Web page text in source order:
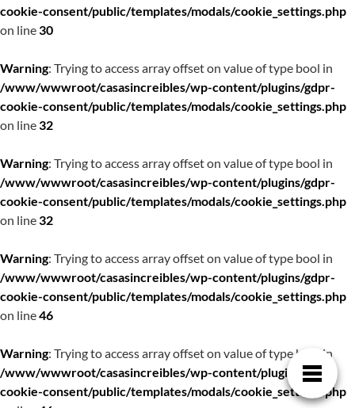
cookie-consent/public/templates/modals/cookie_settings.php
on line30
Warning: Trying to access array offset on value of type bool in
/www/wwwroot/casasincreibles/wp-content/plugins/gdpr-
cookie-consent/public/templates/modals/cookie_settings.php
on line32
Warning: Trying to access array offset on value of type bool in
/www/wwwroot/casasincreibles/wp-content/plugins/gdpr-
cookie-consent/public/templates/modals/cookie_settings.php
on line32
Warning: Trying to access array offset on value of type bool in
/www/wwwroot/casasincreibles/wp-content/plugins/gdpr-
cookie-consent/public/templates/modals/cookie_settings.php
on line46
Warning: Trying to access array offset on value of type bool in
/www/wwwroot/casasincreibles/wp-content/plugins/gdpr-
cookie-consent/public/templates/modals/cookie_settings.php